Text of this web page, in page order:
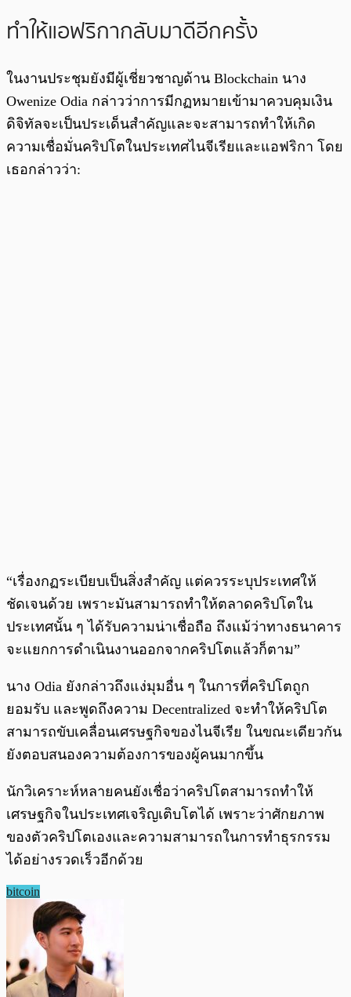
ทำให้แอฟริกากลับมาดีอีกครั้ง
ในงานประชุมยังมีผู้เชี่ยวชาญด้าน Blockchain นาง
Owenize Odia กล่าวว่าการมีกฏหมายเข้ามาควบคุมเงิน
ดิจิทัลจะเป็นประเด็นสำคัญและจะสามารถทำให้เกิด
ความเชื่อมั่นคริปโตในประเทศไนจีเรียและแอฟริกา โดย
เธอกล่าวว่า:
“เรื่องกฏระเบียบเป็นสิ่งสำคัญ แต่ควรระบุประเทศให้
ชัดเจนด้วย เพราะมันสามารถทำให้ตลาดคริปโตใน
ประเทศนั้น ๆ ได้รับความน่าเชื่อถือ ถึงแม้ว่าทางธนาคาร
จะแยกการดำเนินงานออกจากคริปโตแล้วก็ตาม”
นาง Odia ยังกล่าวถึงแง่มุมอื่น ๆ ในการที่คริปโตถูก
ยอมรับ และพูดถึงความ Decentralized จะทำให้คริปโต
สามารถขับเคลื่อนเศรษฐกิจของไนจีเรีย ในขณะเดียวกัน
ยังตอบสนองความต้องการของผู้คนมากขึ้น
นักวิเคราะห์หลายคนยังเชื่อว่าคริปโตสามารถทำให้
เศรษฐกิจในประเทศเจริญเติบโตได้ เพราะว่าศักยภาพ
ของตัวคริปโตเองและความสามารถในการทำธุรกรรม
ได้อย่างรวดเร็วอีกด้วย
bitcoin